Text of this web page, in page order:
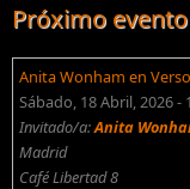
Próximo evento
Anita Wonham en
Sábado, 18 Abril, 2026 -
Invitado/a:Anita
Madrid
Café Libertad 8